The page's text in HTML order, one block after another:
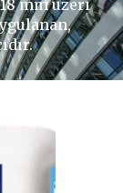
mm üzeri